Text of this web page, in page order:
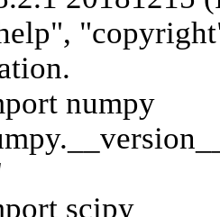
numpy
scipy